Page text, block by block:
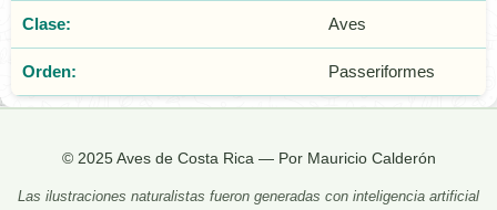
Clase: Aves
Orden: Passeriformes
© 2025 Aves de Costa Rica — Por Mauricio Calderón
Las ilustraciones naturalistas fueron generadas con inteligencia artificial